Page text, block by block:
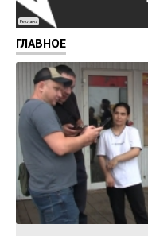
Реклама
ГЛАВНОЕ